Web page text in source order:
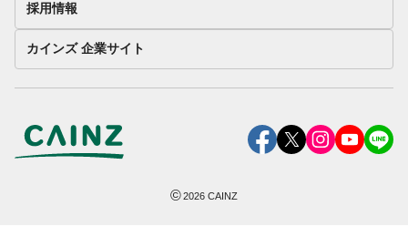
採用情報
カインズ 企業サイト
©2026 CAINZ